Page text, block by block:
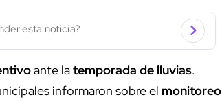
esta noticia?
ante latemporada de lluvias.
informaron sobre el monitoreo